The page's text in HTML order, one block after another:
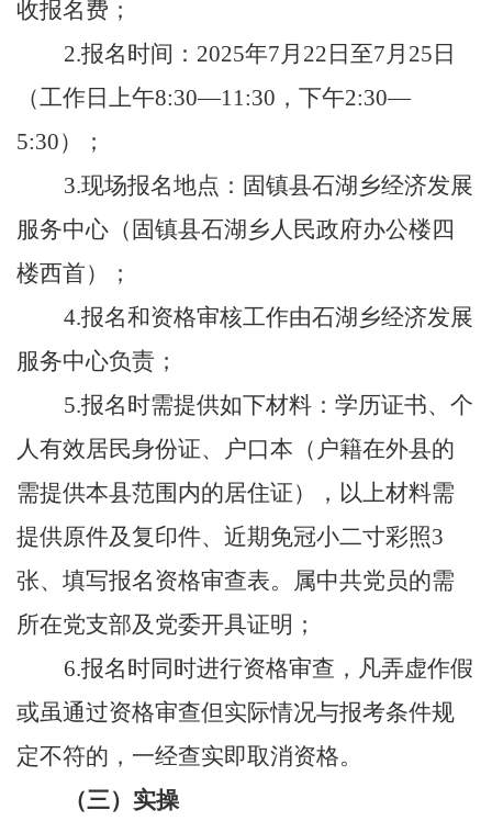
收报名费 ；
2.报名时间： 2025年7月 22 日至7月 25 日
（工作日上午8:30—11:30 ，下午2:30—
5:30）
；
3.现场报名地点：固镇县石湖乡经济发展
服务中心（固镇县石湖乡人民政府办公楼四
楼西首）；
4.报名和资格审核工作由石湖乡经济发展
服务中心负责 ；
5.报名时需提供如下材料：学历证书、个
人有效居民身份证、 户口本 （户籍在外县的
需提供本县范围内的居住证）
，以上材料需
提供原件及复印件、近期免冠小二寸彩照3
张、填写报名资格审查表。属中共党员的需
所在党支部及党委开具证明 ；
6.报名时同时进行资格审查，凡弄虚作假
或虽通过资格审查但实际情况与报考条件规
定不符的，一经查实即取消资格。
（三） 实操